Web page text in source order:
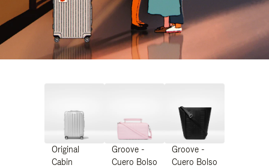
Original
Cabin
Groove -
Cuero Bolso
Groove -
Cuero Bolso